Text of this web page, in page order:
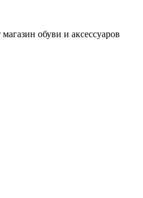
обуви и аксессуаров